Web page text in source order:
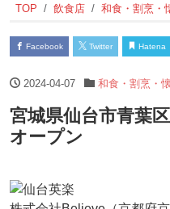
TOP 飲食店 和食・割烹・
Facebook Twitter Hatena
2024-04-07 和食・割烹・
宮城県仙台市青葉
オープン